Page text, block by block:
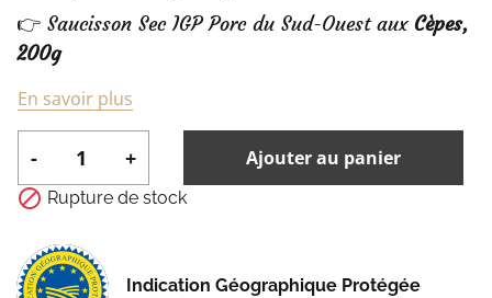
👉 Saucisson Sec IGP Porc du Sud-Ouest aux Cèpes,
200g
En savoir plus
- + Ajouter au panier
 Rupture de stock
Indication Géographique Protégée